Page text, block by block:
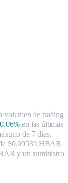
volumen de trading
en las últimas
de 7 días,
$0.09539.HBAR
y un suministro